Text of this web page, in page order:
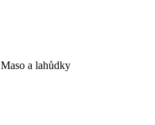
Maso a lahůdky